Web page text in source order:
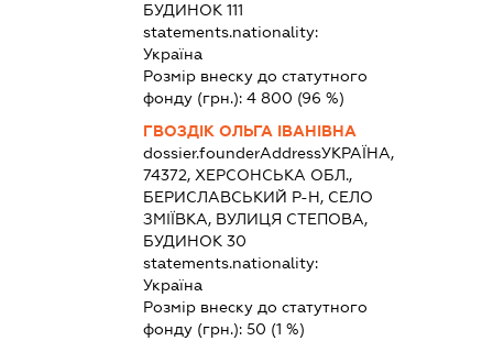
БУДИНОК 111
statements.nationality:
Україна
Розмір внеску до статутного
фонду (грн.): 4 800 (96 %)
ГВОЗДІК ОЛЬГА ІВАНІВНА
dossier.founderAddressУКРАЇНА,
74372, ХЕРСОНСЬКА ОБЛ.,
БЕРИСЛАВСЬКИЙ Р-Н, СЕЛО
ЗМІЇВКА, ВУЛИЦЯ СТЕПОВА,
БУДИНОК 30
statements.nationality:
Україна
Розмір внеску до статутного
фонду (грн.): 50 (1 %)